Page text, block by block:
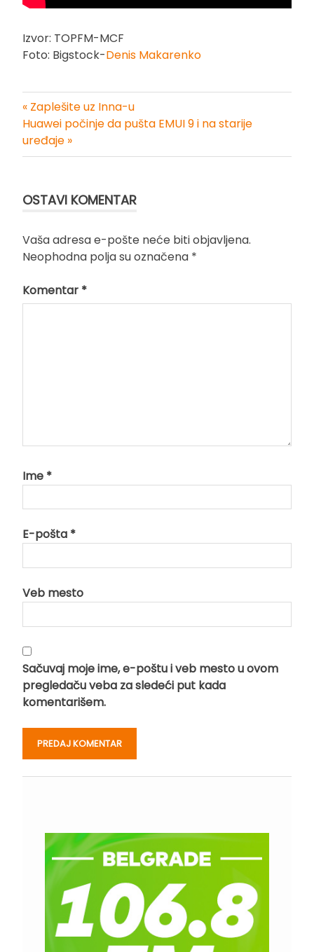
Izvor: TOPFM-MCF
Foto: Bigstock-Denis Makarenko
Kretanje
članka
« Zaplešite uz Inna-u
Huawei počinje da pušta EMUI 9 i na starije
uređaje »
OSTAVI KOMENTAR
Vaša adresa e-pošte neće biti objavljena.
Neophodna polja su označena *
Komentar *
Ime *
E-pošta *
Veb mesto
Sačuvaj moje ime, e-poštu i veb mesto u ovom
pregledaču veba za sledeći put kada
komentarišem.